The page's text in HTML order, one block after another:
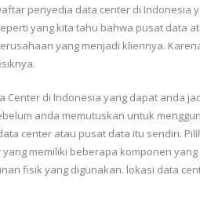
penyedia data center di
yang kita tahu bahwa pusat data
yang menjadi kliennya.
Center di Indonesia yang dapat anda
anda memutuskan untuk
center atau pusat data itu sendiri.
memiliki beberapa komponen
fisik yang digunakan. lokasi data